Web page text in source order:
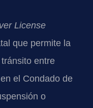
License
que permite la
entre
el Condado de
o